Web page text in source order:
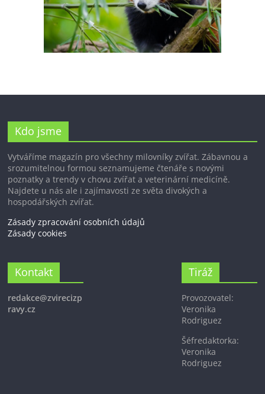
Kdo jsme
Vytváříme magazín pro všechny milovníky zvířat. Zábavnou a
srozumitelnou formou seznamujeme čtenáře s novými
poznatky a trendy v chovu zvířat a veterinární medicíně.
Najdete u nás ale i zajímavosti ze světa divokých a
hospodářských zvířat.
Zásady zpracování osobních údajů
Zásady cookies
Kontakt
redakce@zvirecizp
ravy.cz
Tiráž
Provozovatel:
Veronika
Rodriguez
Šéfredaktorka:
Veronika
Rodriguez